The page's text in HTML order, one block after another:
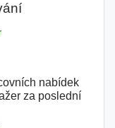
nabídek
za poslední